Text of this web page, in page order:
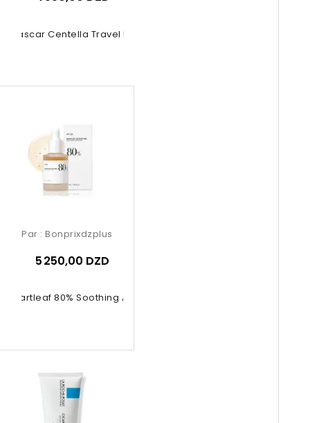
Centella Travel Kit 5 Pcs
Heartleaf 80% Soothing Ampoule
Par : Bonprixdzplus
5 250,00 DZD